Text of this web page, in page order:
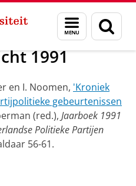
Menu
en
zoeken
Geschiedenis
1991
en I. Noomen, 'Kroniek
gebeurte­nissen
(red.), Jaarboek 1991
Politieke Partijen
56-61.